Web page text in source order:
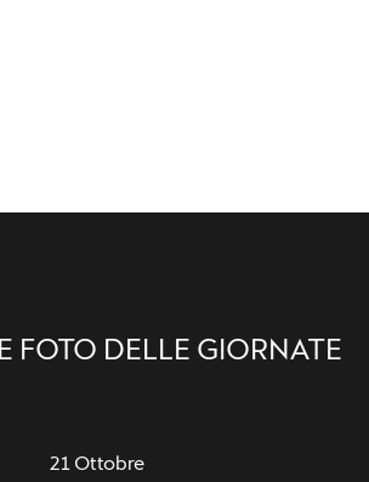
FOTO DELLE GIORNATE
21 Ottobre